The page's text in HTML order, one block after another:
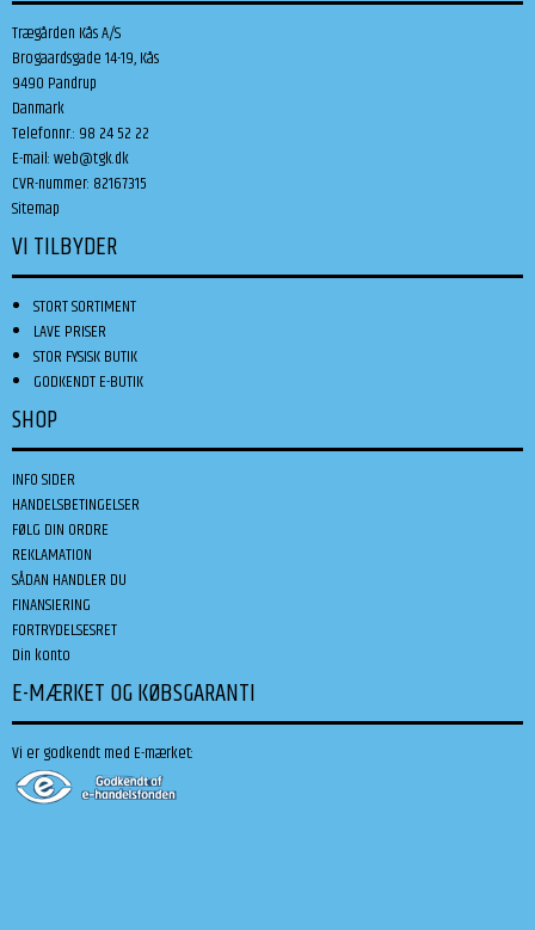
Trægården Kås A/S
Brogaardsgade 14-19, Kås
9490 Pandrup
Danmark
Telefonnr.: 98 24 52 22
E-mail:web@tgk.dk
CVR-nummer: 82167315
Sitemap
VI TILBYDER
STORT SORTIMENT
LAVE PRISER
STOR FYSISK BUTIK
GODKENDT E-BUTIK
SHOP
INFO SIDER
HANDELSBETINGELSER
FØLG DIN ORDRE
REKLAMATION
SÅDAN HANDLER DU
FINANSIERING
FORTRYDELSESRET
Din konto
E-MÆRKET OG KØBSGARANTI
Vi er godkendt med E-mærket: